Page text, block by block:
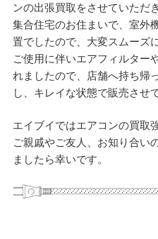
ンの出張買取をさせていただ
集合住宅のお住まいで、室外
置でしたので、大変スムーズ
ご使用に伴いエアフィルター
れましたので、店舗へ持ち帰
し、キレイな状態で販売させ
エイブイではエアコンの買取
ご親戚やご友人、お知り合い
ましたら幸いです。